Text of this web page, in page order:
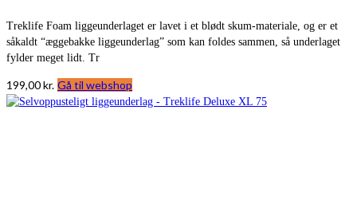
Treklife Foam liggeunderlaget er lavet i et blødt skum-materiale, og er et
såkaldt “æggebakke liggeunderlag” som kan foldes sammen, så underlaget
fylder meget lidt. Tr
199,00kr. Gå til webshop